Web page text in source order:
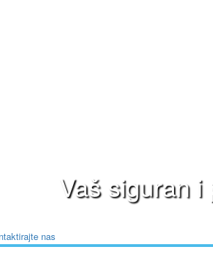
Vaš siguran
nas
/ O Nama